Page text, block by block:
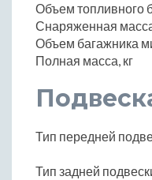
Объем топливного
Снаряженная
Объем багажника
Полная масса, кг
Тип передней
Тип задней